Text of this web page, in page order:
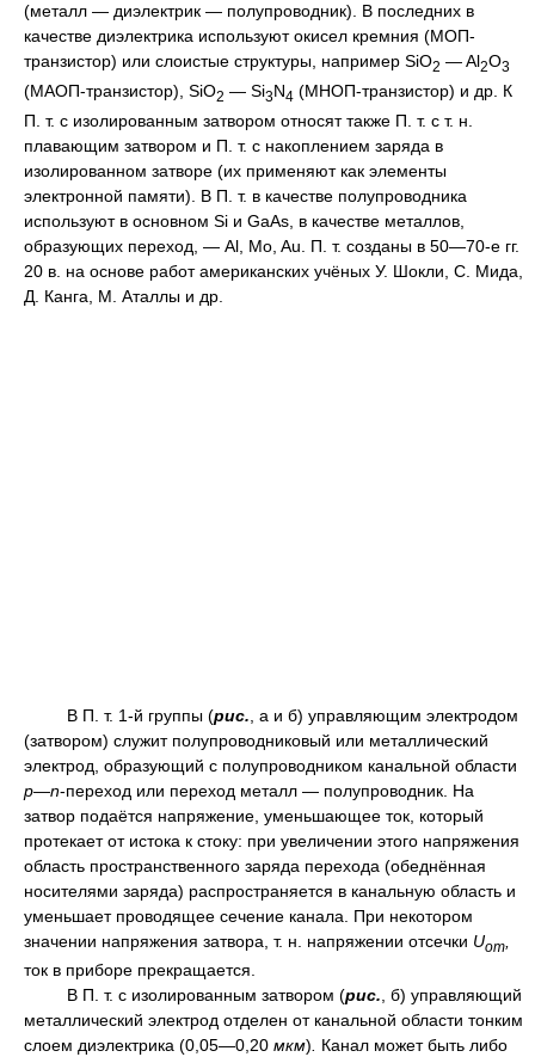
(металл — диэлектрик — полупроводник). В последних в
качестве диэлектрика используют окисел кремния (МОП-
транзистор) или слоистые структуры, например SiO2 — Al2O3
(МАОП-транзистор), SiO2 — Si3N4 (МНОП-транзистор) и др. К
П. т. с изолированным затвором относят также П. т. с т. н.
плавающим затвором и П. т. с накоплением заряда в
изолированном затворе (их применяют как элементы
электронной памяти). В П. т. в качестве полупроводника
используют в основном Si и GaAs, в качестве металлов,
образующих переход, — Al, Mo, Au. П. т. созданы в 50—70-е гг.
20 в. на основе работ американских учёных У. Шокли, С. Мида,
Д. Канга, М. Аталлы и др.
В П. т. 1-й группы (рис. , а и б) управляющим электродом
(затвором) служит полупроводниковый или металлический
электрод, образующий с полупроводником канальной области
р—n-переход или переход металл — полупроводник. На
затвор подаётся напряжение, уменьшающее ток, который
протекает от истока к стоку: при увеличении этого напряжения
область пространственного заряда перехода (обеднённая
носителями заряда) распространяется в канальную область и
уменьшает проводящее сечение канала. При некотором
значении напряжения затвора, т. н. напряжении отсечки Uoт
ток в приборе прекращается.
В П. т. с изолированным затвором (рис., б) управляющий
металлический электрод отделен от канальной области тонким
слоем диэлектрика (0,05—0,20 мкм). Канал может быть либо